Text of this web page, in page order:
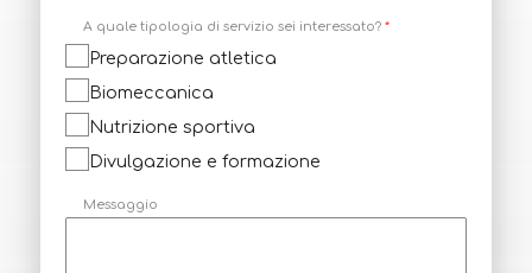
A quale tipologia di servizio sei interessato? *
Preparazione atletica
Biomeccanica
Nutrizione sportiva
Divulgazione e formazione
Messaggio